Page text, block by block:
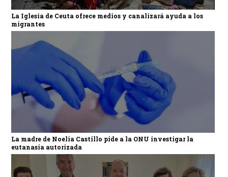
La Iglesia de Ceuta ofrece medios y canalizará ayuda a los
migrantes
La madre de Noelia Castillo pide a la ONU investigar la
eutanasia autorizada